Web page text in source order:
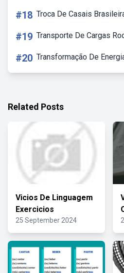
#18 Troca De Casais
#19 Transporte De Cargas
#20 Transformação De
Related Posts
Vicios De Linguagem
Exercicios
25 September 2024